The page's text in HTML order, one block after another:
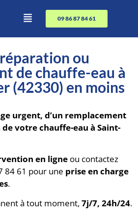
09 86 87 84 61
ou
de chauffe-eau à
(42330) en moins
urgent, d’un remplacement
votre chauffe-eau à Saint-
en ligne ou contactez
84 61 pour une prise en charge
.
à tout moment, 7j/7, 24h/24.